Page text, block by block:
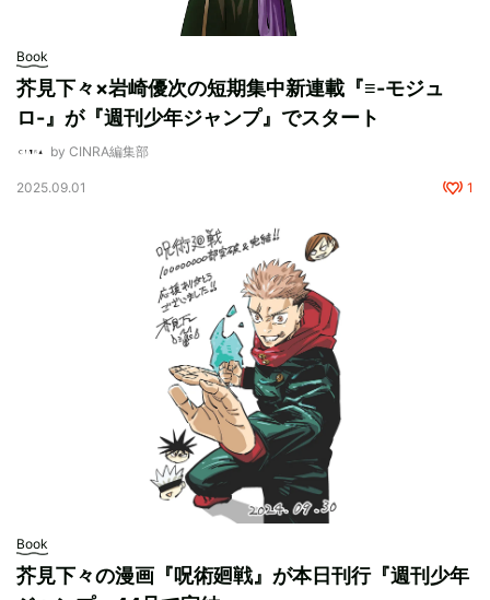
Book
芥見下々×岩崎優次の短期集中新連載『≡-モジュ
ロ-』が『週刊少年ジャンプ』でスタート
by CINRA編集部
2025.09.01 1
Book
芥見下々の漫画『呪術廻戦』が本日刊行『週刊少年